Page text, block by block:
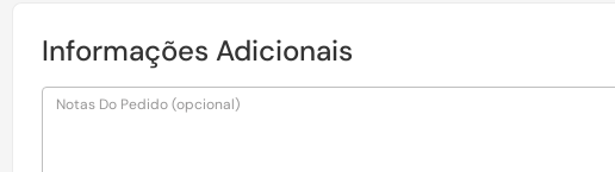
Informações Adicionais
Notas Do Pedido(opcional)